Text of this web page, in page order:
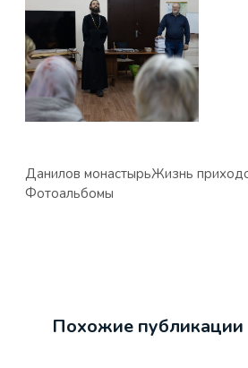
Данилов монастырьЖизнь
Фотоальбомы
Похожие публикации